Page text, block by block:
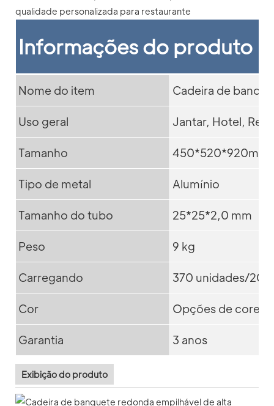
Informações do produto
Nome do item Cadeira de
Uso geral Jantar, Hotel,
Tamanho 450*520*920mm
Tipo de metal Alumínio
Tamanho do tubo 25*25*2,0 mm
Peso 9 kg
Carregando 370 unidades/
Cor Opções de cores
Garantia 3 anos
Exibição do produto